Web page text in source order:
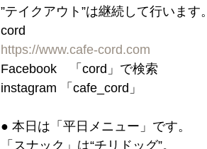
”テイクアウト”は継続して行います。
cord
https://www.cafe-cord.com
Facebook　「cord」で検索
instagram 「cafe_cord」
● 本日は「平日メニュー」です。
「スナック」は“チリドッグ”。